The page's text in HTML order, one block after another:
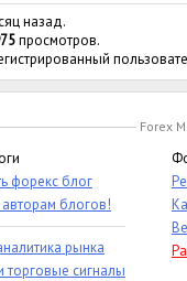
назад.
просмотров.
Forex
форекс блог
блогов!
рынка
торговые сигналы